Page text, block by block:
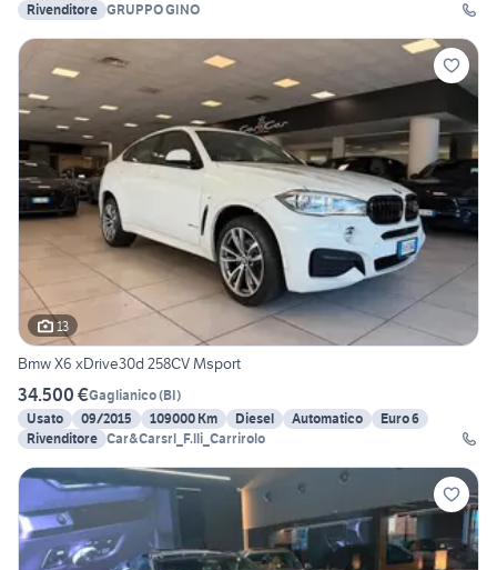
Rivenditore GRUPPO GINO
13
Bmw X6 xDrive30d 258CV Msport
34.500 €Gaglianico(BI)
Usato
09/2015 109000 Km Diesel Automatico
Euro 6
Rivenditore Car&Carsrl_F.lli_Carrirolo